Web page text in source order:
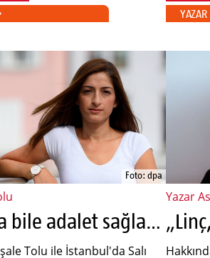
Foto: dpa
„Beraat çıksa bile adalet sağlanmayacaktır“
Tolu ile İstanbul'da Salı
Yazar